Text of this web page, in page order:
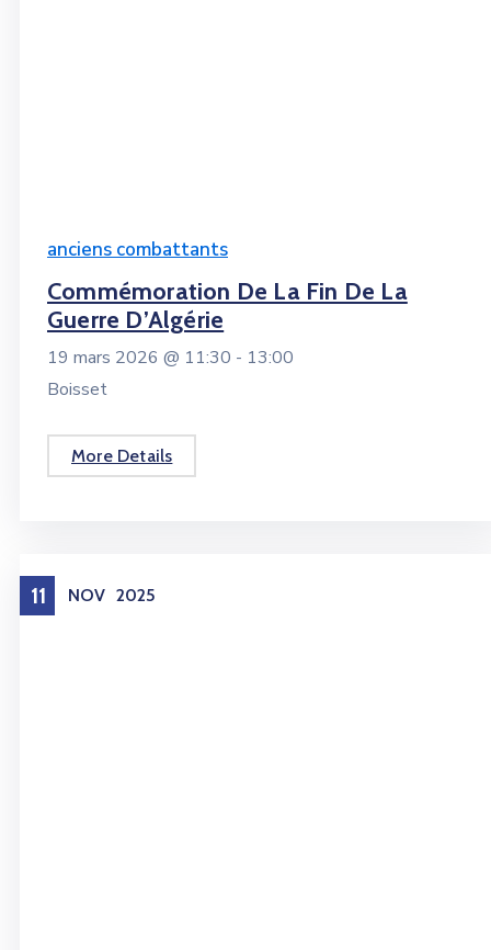
anciens combattants
Commémoration De La Fin De La
Guerre D’Algérie
19 mars 2026 @ 11:30 - 13:00
Boisset
More Details
11 NOV 2025